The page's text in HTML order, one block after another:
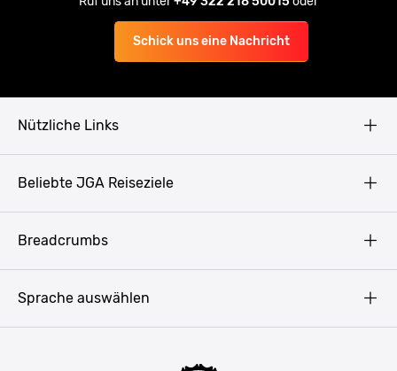
Schick uns eine Nachricht
Nützliche Links
Presse
Beliebte JGA Reiseziele
Bukarest
Breadcrumbs
Sprache auswählen